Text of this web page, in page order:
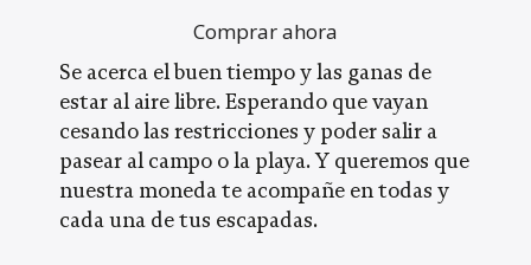
Comprar ahora
Se acerca el buen tiempo y las ganas de
estar al aire libre. Esperando que vayan
cesando las restricciones y poder salir a
pasear al campo o la playa. Y queremos que
nuestra moneda te acompañe en todas y
cada una de tus escapadas.